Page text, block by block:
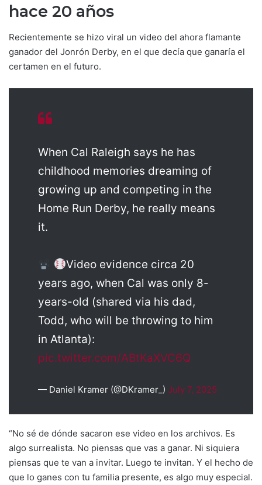
hace 20 años
Recientemente se hizo viral un video del ahora flamante
ganador del Jonrón Derby, en el que decía que ganaría el
certamen en el futuro.
When Cal Raleigh says he has
childhood memories dreaming of
growing up and competing in the
Home Run Derby, he really means
it.
Video evidence circa 20
years ago, when Cal was only 8-
years-old (shared via his dad,
Todd, who will be throwing to him
in Atlanta):
pic.twitter.com/ABtKaXVC6Q
— Daniel Kramer (@DKramer_) July 7, 2025
“No sé de dónde sacaron ese video en los archivos. Es
algo surrealista. No piensas que vas a ganar. Ni siquiera
piensas que te van a invitar. Luego te invitan. Y el hecho de
que lo ganes con tu familia presente, es algo muy especial.